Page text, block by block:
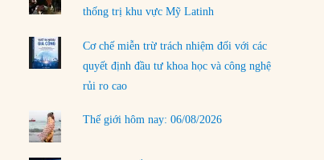
thống trị khu vực Mỹ Latinh
Cơ chế miễn trừ trách nhiệm đối với các
quyết định đầu tư khoa học và công nghệ
rủi ro cao
Thế giới hôm nay: 06/08/2026